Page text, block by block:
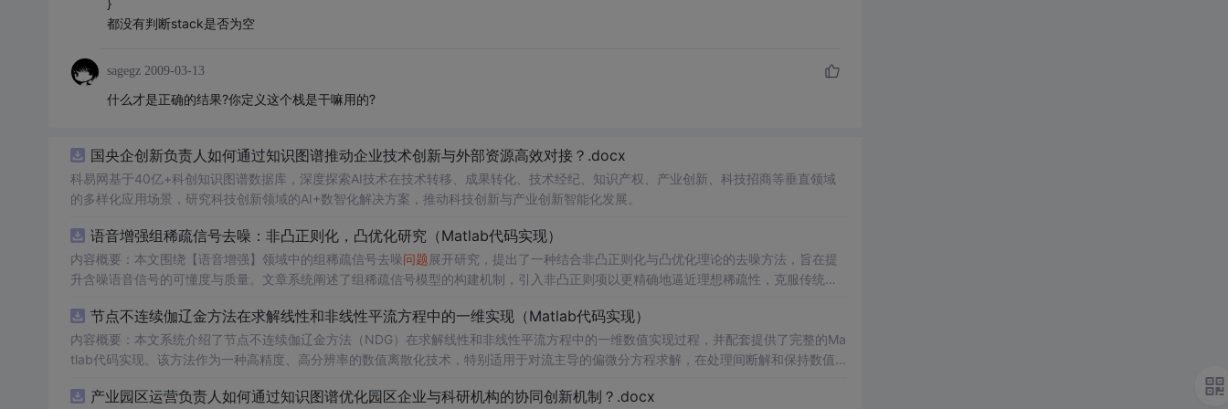
}
都没有判断stack是否为空
sagegz 2009-03-13
什么才是正确的结果?你定义这个栈是干嘛用的?
国央企创新负责人如何通过知识图谱推动企业技术创新与外部资源高效对接？.docx
科易网基于40亿+科创知识图谱数据库，深度探索AI技术在技术转移、成果转化、技术经纪、知识产权、产业创新、科技招商等垂直领域
的多样化应用场景，研究科技创新领域的AI+数智化解决方案，推动科技创新与产业创新智能化发展。
语音增强组稀疏信号去噪：非凸正则化，凸优化研究（Matlab代码实现）
内容概要：本文围绕【语音增强】领域中的组稀疏信号去噪问题展开研究，提出了一种结合非凸正则化与凸优化理论的去噪方法，旨在提
升含噪语音信号的可懂度与质量。文章系统阐述了组稀疏信号模型的构建机制，引入非凸正则项以更精确地逼近理想稀疏性，克服传统凸
语音信号预处理、稀疏系数求解、去噪重构等关键环节，并配套提供可复现的代码资源，便于研究人员进一步验证与拓展。该方法在保留
数学可处理性的同时显著增强了去噪性能，尤其适用于低信噪比环境下的语音恢复任务。; 适合人群：具备一定信号与系统、数字信号处理
理论基础，熟悉稀疏表示与最优化方法，且拥有Matlab编程能力的研究生、科研人员及从事语音增强、音频工程、通信系统等相关领域的
课程或科研项目中的教学案例，帮助深入理解稀疏表示、非凸优化与凸优化算法的融合机制；③为后续研究非凸正则化在图像去噪、生物
节点不连续伽辽金方法在求解线性和非线性平流方程中的一维实现（Matlab代码实现）
内容概要：本文系统介绍了节点不连续伽辽金方法（NDG）在求解线性和非线性平流方程中的一维数值实现过程，并配套提供了完整的Ma
tlab代码实现。该方法作为一种高精度、高分辨率的数值离散化技术，特别适用于对流主导的偏微分方程求解，在处理间断解和保持数值
（如显式Runge-Kutta方法）以及边界条件的实施策略。通过多个典型算例（如线性对流、Burgers方程等）的仿真分析，充分验证了该方
产业园区运营负责人如何通过知识图谱优化园区企业与科研机构的协同创新机制？.docx